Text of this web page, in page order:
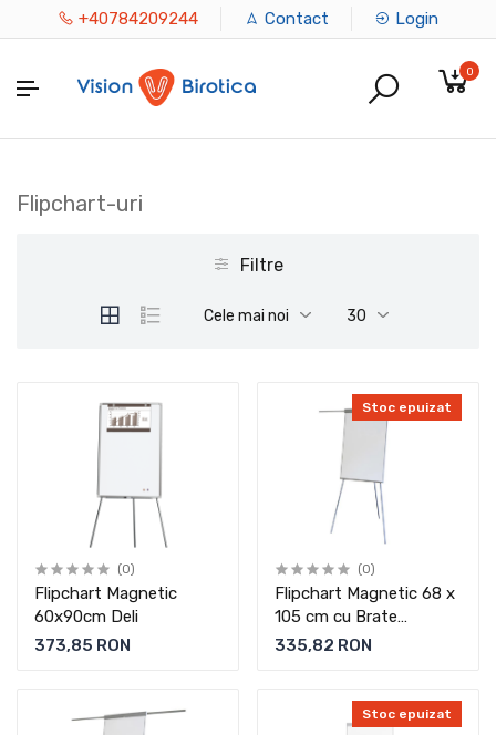
+40784209244 Contact Login
0
Flipchart-uri
Filtre
Cele mai noi 30
(0)
Flipchart Magnetic
60x90cm Deli
373,85 RON
Stoc epuizat
(0)
Flipchart Magnetic 68 x
105 cm cu Brate
Memoboards
335,82 RON
Stoc epuizat